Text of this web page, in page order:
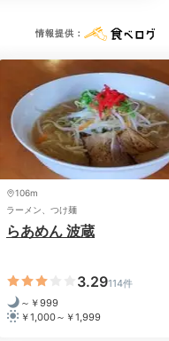
情報提供：
106m
ラーメン、つけ麺
らあめん 波蔵
3.29114件
～￥999
￥1,000～￥1,999